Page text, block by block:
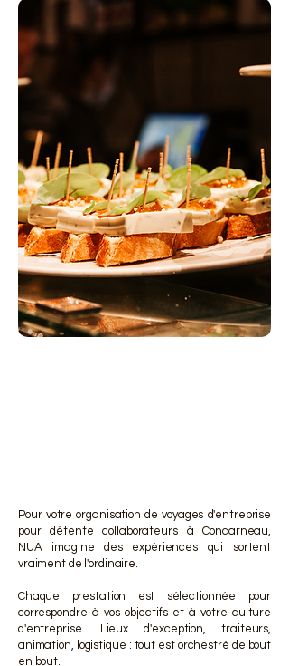
Pour votre organisation de voyages d'entreprise
pour détente collaborateurs à Concarneau,
NUA imagine des expériences qui sortent
vraiment de l'ordinaire.
Chaque prestation est sélectionnée pour
correspondre à vos objectifs et à votre culture
d'entreprise. Lieux d'exception, traiteurs,
animation, logistique : tout est orchestré de bout
en bout.